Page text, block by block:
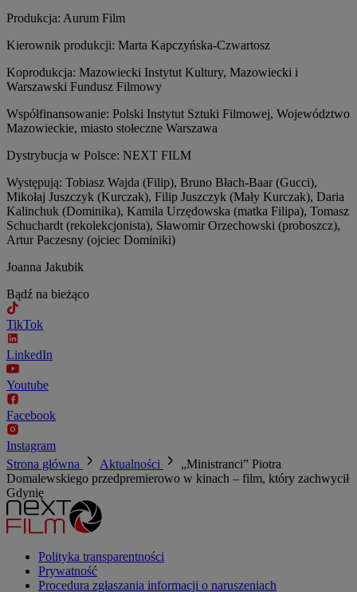
Produkcja: Aurum Film
Kierownik produkcji: Marta Kapczyńska-Czwartosz
Koprodukcja: Mazowiecki Instytut Kultury, Mazowiecki i
Warszawski Fundusz Filmowy
Współfinansowanie: Polski Instytut Sztuki Filmowej, Województwo
Mazowieckie, miasto stołeczne Warszawa
Dystrybucja w Polsce: NEXT FILM
Występują: Tobiasz Wajda (Filip), Bruno Błach-Baar (Gucci),
Mikołaj Juszczyk (Kurczak), Filip Juszczyk (Mały Kurczak), Daria
Kalinchuk (Dominika), Kamila Urzędowska (matka Filipa), Tomasz
Schuchardt (rekolekcjonista), Sławomir Orzechowski (proboszcz),
Artur Paczesny (ojciec Dominiki)
Joanna Jakubik
Bądź na bieżąco
TikTok
LinkedIn
Youtube
Facebook
Instagram
Strona główna
Aktualności
„Ministranci” Piotra
Domalewskiego przedpremierowo w kinach – film, który zachwycił
Gdynię
Polityka transparentności
Prywatność
Procedura zgłaszania informacji o naruszeniach